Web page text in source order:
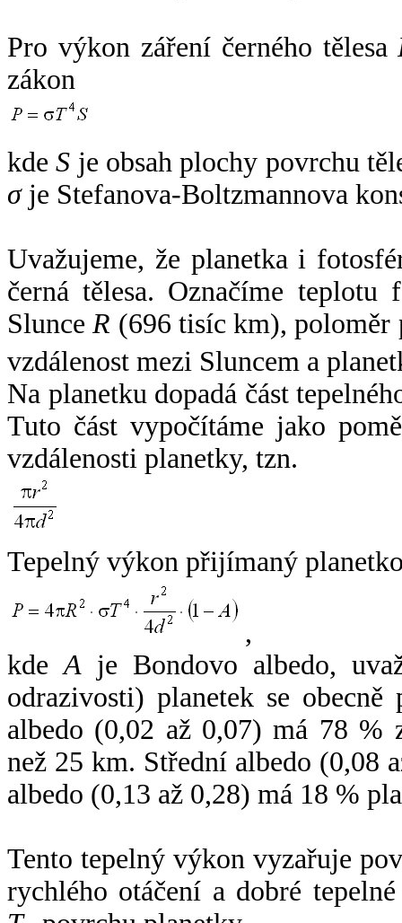
Pro výkon záření černého tělesa
zákon
kdeS je obsah plochy povrchu
σje Stefanova-Boltzmannova
Uvažujeme, že planetka i
černá tělesa. Označíme
SlunceR (696 tisíc km),
vzdálenost mezi Sluncem a
Na planetku dopadá část
Tuto část vypočítáme jako
vzdálenosti planetky, tzn.
Tepelný výkon přijímaný
,
kdeA je Bondovo albedo,
odrazivosti) planetek se
albedo (0,02 až 0,07) má 78 %
než 25 km. Střední albedo (0,08
albedo (0,13 až 0,28) má 18 %
Tento tepelný výkon vyzařuje
rychlého otáčení a dobré